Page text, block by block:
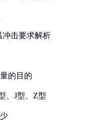
冲击要求解析
的目的
、J型、Z型